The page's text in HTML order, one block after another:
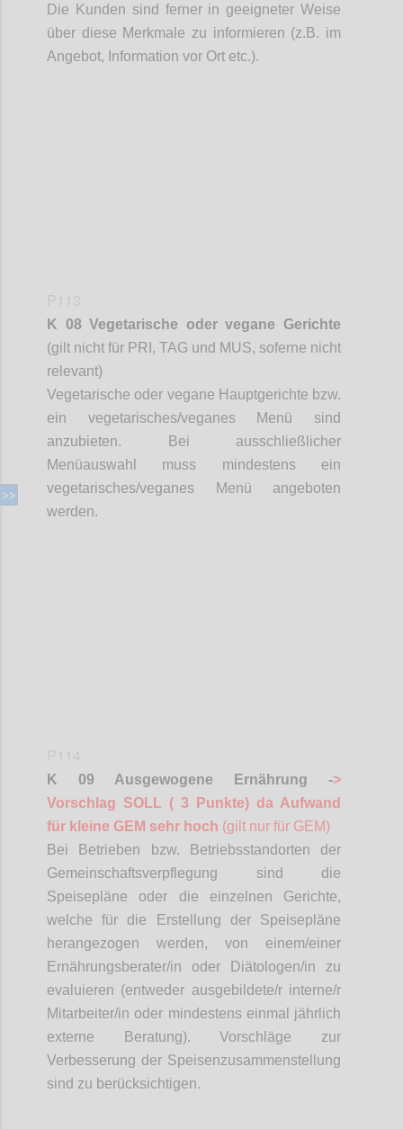
Die Kunden sind ferner in geeigneter Weise
über diese Merkmale zu informieren (z.B. im
Angebot, Information vor Ort etc.).
K 08 Vegetarische oder vegane Gerichte
(gilt nicht für PRI, TAG und MUS, soferne nicht
relevant)
Vegetarische oder vegane Hauptgerichte bzw.
ein vegetarisches/veganes Menü sind
anzubieten. Bei ausschließlicher
Menüauswahl muss mindestens ein
vegetarisches/veganes Menü angeboten
werden.
K 09 Ausgewogene Ernährung ->
Vorschlag SOLL ( 3 Punkte) da Aufwand
für kleine GEM sehr hoch (gilt nur für GEM)
Bei Betrieben bzw. Betriebsstandorten der
Gemeinschaftsverpflegung sind die
Speisepläne oder die einzelnen Gerichte,
welche für die Erstellung der Speisepläne
herangezogen werden, von einem/einer
Ernährungsberater/in oder
Diätologen/in zu
evaluieren (entweder ausgebildete/r interne/r
Mitarbeiter/in oder mindestens einmal jährlich
externe Beratung). Vorschläge zur
Verbesserung der Speisenzusammenstellung
sind zu berücksichtigen.